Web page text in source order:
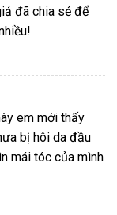
đã chia sẻ để
em mới thấy
bị hôi da đầu
mái tóc của mình